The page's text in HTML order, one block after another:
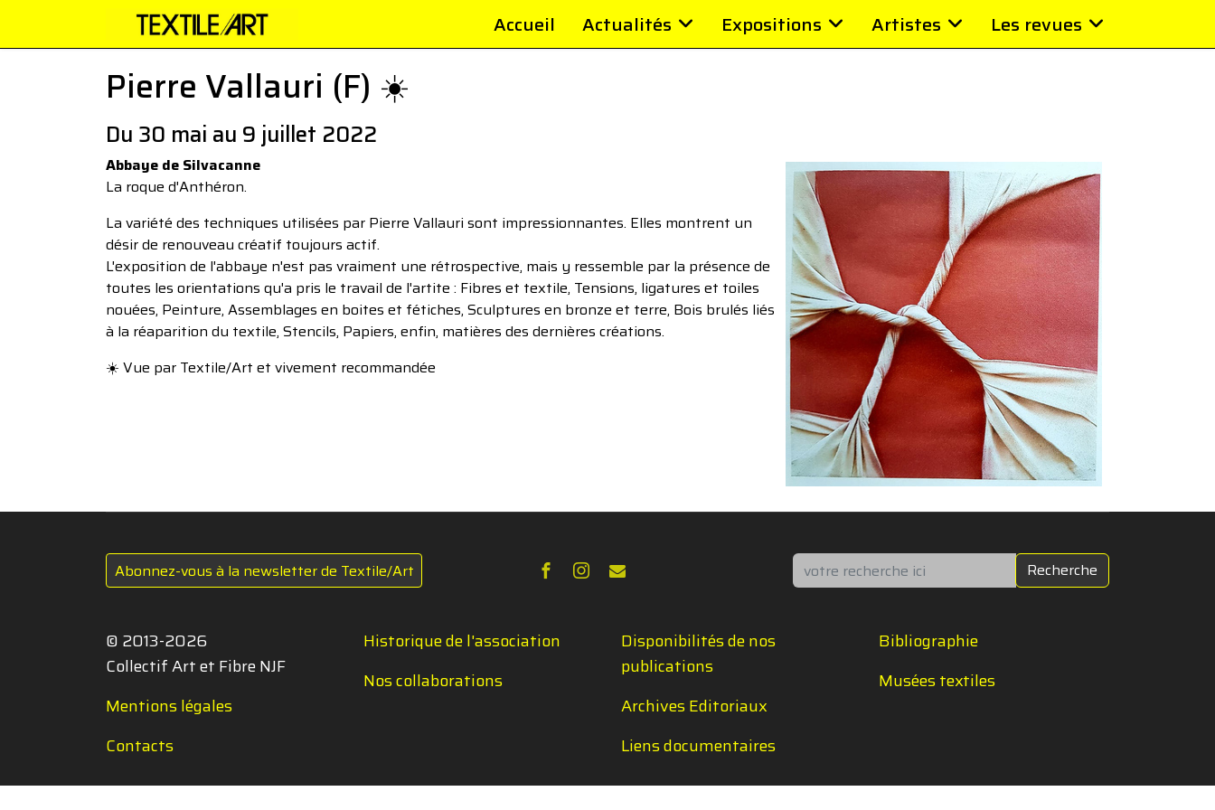
Accueil Actualités Expositions Artistes Les revues
Pierre Vallauri (F) ☀️
Du 30 mai au 9 juillet 2022
Abbaye de Silvacanne
La roque d'Anthéron.
La variété des techniques utilisées par Pierre Vallauri sont impressionnantes. Elles montrent un
désir de renouveau créatif toujours actif.
L'exposition de l'abbaye n'est pas vraiment une rétrospective, mais y ressemble par la présence de
toutes les orientations qu'a pris le travail de l'artite : Fibres et textile, Tensions, ligatures et toiles
nouées, Peinture, Assemblages en boites et fétiches, Sculptures en bronze et terre, Bois brulés liés
à la réaparition du textile, Stencils, Papiers, enfin, matières des dernières créations.
☀️ Vue par Textile/Art et vivement recommandée
Abonnez-vous à la newsletter de Textile/Art Rechercher Recherche
© 2013-2026
Collectif Art et Fibre NJF
Mentions légales
Contacts
Historique de l'association
Nos collaborations
Disponibilités de nos
publications
Archives Editoriaux
Liens documentaires
Bibliographie
Musées textiles